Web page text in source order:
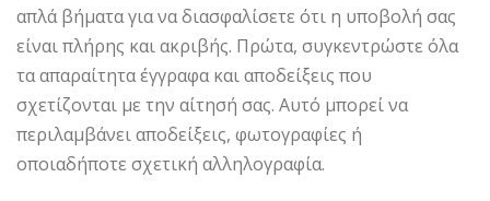
απλά βήματα για να διασφαλίσετε ότι η υποβολή σας
είναι πλήρης και ακριβής. Πρώτα, συγκεντρώστε όλα
τα απαραίτητα έγγραφα και αποδείξεις που
σχετίζονται με την αίτησή σας. Αυτό μπορεί να
περιλαμβάνει αποδείξεις, φωτογραφίες ή
οποιαδήποτε σχετική αλληλογραφία.